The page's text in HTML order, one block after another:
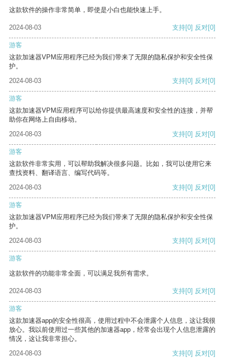
这款软件的操作非常简单，即使是小白也能快速上手。
2024-08-03 支持[0] 反对[0]
游客
这款加速器VPM应用程序已经为我们带来了无限的隐私保护和安全性保
护。
2024-08-03
支持[0] 反对[0]
游客
这款加速器VPM应用程序可以给你提供最高速度和安全性的连接，并帮
助你在网络上自由移动。
2024-08-03
支持[0] 反对[0]
游客
这款软件非常实用，可以帮助我解决很多问题。比如，我可以使用它来
查找资料、翻译语言、编写代码等。
2024-08-03
支持[0] 反对[0]
游客
这款加速器VPM应用程序已经为我们带来了无限的隐私保护和安全性保
护。
2024-08-03
支持[0] 反对[0]
游客
这款软件的功能非常全面，可以满足我所有需求。
2024-08-03 支持[0] 反对[0]
游客
这款加速器app的安全性很高，使用过程中不会泄露个人信息，这让我很
放心。我以前使用过一些其他的加速器app，经常会出现个人信息泄露的
情况，这让我非常担心。
2024-08-03
支持[0] 反对[0]